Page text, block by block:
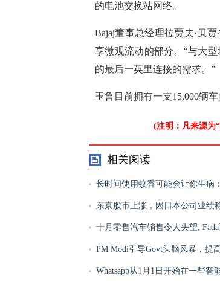
的电池交换站网络。
Bajaj董事总经理拉贾夫·贝
享微观流动的部分。“与大
的最后一英里连接的需求。”
玉鲁目前拥有一支15,000辆
(注明：凡来源为
相关阅读
长时间使用蚊香可能会让你生病
东京股市上涨，因日本公司业绩
十月零售汽车销售令人失望;
制生产
PM Modi引导Govt头脑风暴，提
的大型大胆的联盟预算
Whatsapp从1月1日开始在一些智